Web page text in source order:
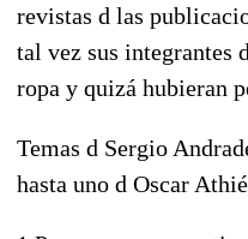
revistas d las
tal vez sus integrantes
ropa y quizá hubieran
Temas d Sergio
hasta uno d Oscar